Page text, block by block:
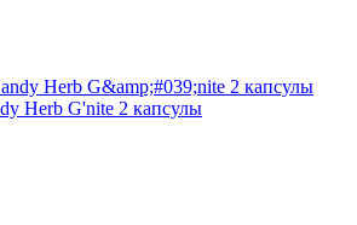
Herb G'nite 2 капсулы